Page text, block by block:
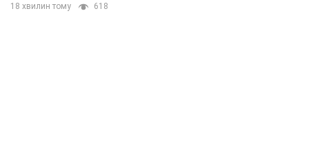
18 хвилин тому 618